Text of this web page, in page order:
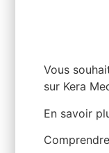
Vous
sur Kera
En savoir